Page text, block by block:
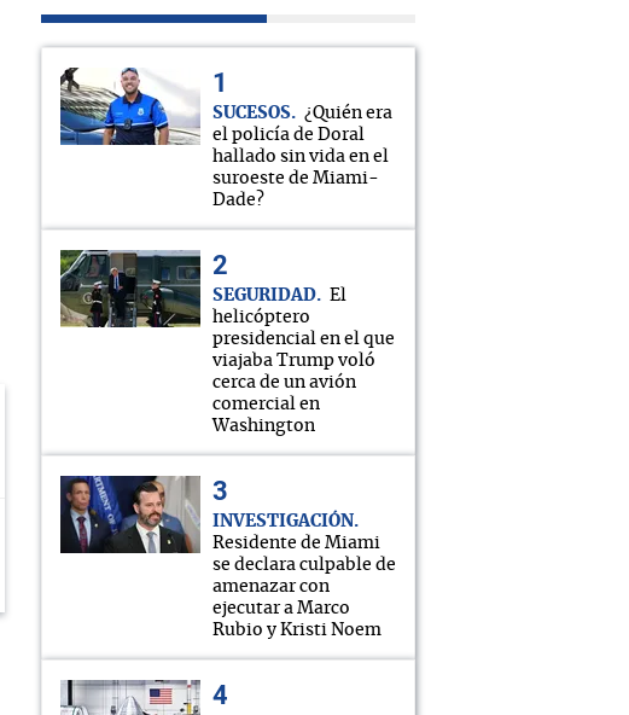
SUCESOS
¿Quién era
el policía de Doral
hallado sin vida en el
suroeste de Miami-
Dade?
SEGURIDAD
El
helicóptero
presidencial en el que
viajaba Trump voló
cerca de un avión
comercial en
Washington
INVESTIGACIÓN
Residente de Miami
se declara culpable de
amenazar con
ejecutar a Marco
Rubio y Kristi Noem